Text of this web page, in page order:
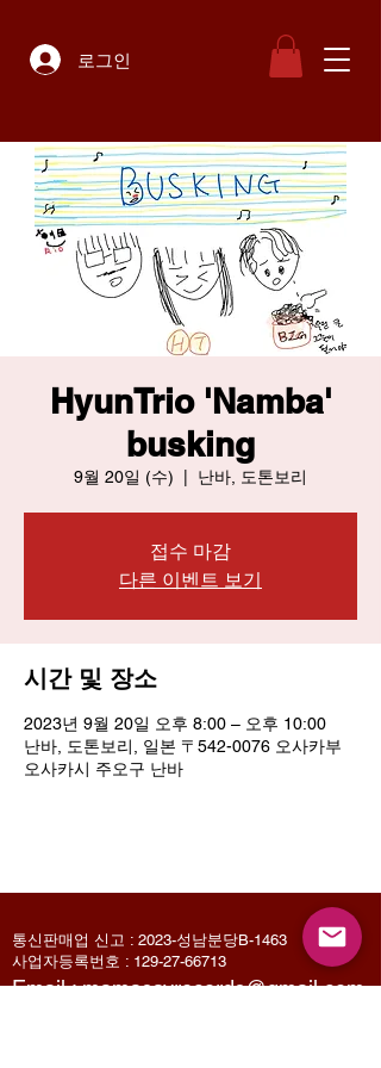
로그인
HyunTrio 'Namba'
busking
9월 20일 (수) 난바, 도톤보리
접수 마감
다른 이벤트 보기
시간 및 장소
2023년 9월 20일 오후 8:00 – 오후 10:00
난바, 도톤보리, 일본 〒542-0076 오사카부
오사카시 주오구 난바
통신판매업 신고 : 2023-성남분당B-1463
사업자등록번호 : 129-27-66713
Email :mamasayrecords@gmail.com